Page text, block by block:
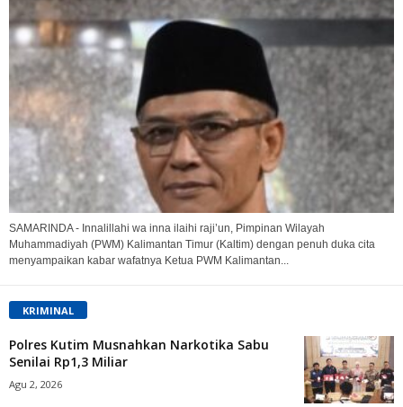
SAMARINDA - Innalillahi wa inna ilaihi raji’un, Pimpinan Wilayah
Muhammadiyah (PWM) Kalimantan Timur (Kaltim) dengan penuh duka cita
menyampaikan kabar wafatnya Ketua PWM Kalimantan...
KRIMINAL
Polres Kutim Musnahkan Narkotika Sabu
Senilai Rp1,3 Miliar
Agu 2, 2026